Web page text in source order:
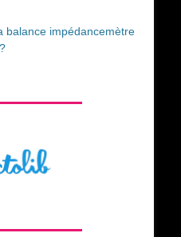
balance impédancemètre
?